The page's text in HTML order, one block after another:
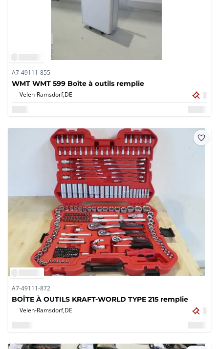
A7-49111-855
WMT WMT 599 Boîte à outils remplie
Velen-Ramsdorf,DE
A7-49111-872
BOÎTE À OUTILS KRAFT-WORLD TYPE 215 remplie
Velen-Ramsdorf,DE